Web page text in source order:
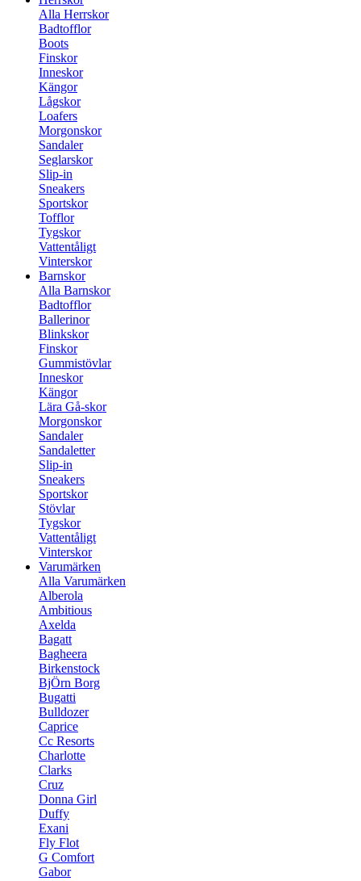
Alla Herrskor
Badtofflor
Boots
Finskor
Inneskor
Kängor
Lågskor
Loafers
Morgonskor
Sandaler
Seglarskor
Slip-in
Sneakers
Sportskor
Tofflor
Tygskor
Vattentåligt
Vinterskor
Barnskor
Alla Barnskor
Badtofflor
Ballerinor
Blinkskor
Finskor
Gummistövlar
Inneskor
Kängor
Lära Gå-skor
Morgonskor
Sandaler
Sandaletter
Slip-in
Sneakers
Sportskor
Stövlar
Tygskor
Vattentåligt
Vinterskor
Varumärken
Alla Varumärken
Alberola
Ambitious
Axelda
Bagatt
Bagheera
Birkenstock
BjÖrn Borg
Bugatti
Bulldozer
Caprice
Cc Resorts
Charlotte
Clarks
Cruz
Donna Girl
Duffy
Exani
Fly Flot
G Comfort
Gabor